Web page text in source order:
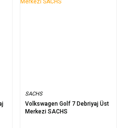
SACHS
Volkswagen Golf 7 Debriyaj Üst
Merkezi SACHS